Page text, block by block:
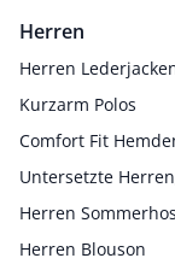
Herren
Herren
Kurzarm Polos
Comfort Fit
Untersetzte
Herren
Herren Blouson